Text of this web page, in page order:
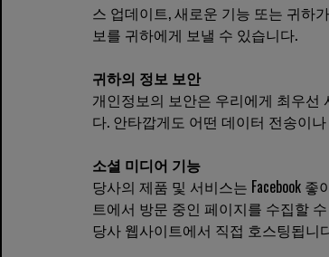
스 업데이트, 새로운 기능 또는 귀하
보를 귀하에게 보낼 수 있습니다.
귀하의 정보 보안
개인정보의 보안은 우리에게 최우선
다. 안타깝게도 어떤 데이터 전송이
소셜 미디어 기능
당사의 제품 및 서비스는 Facebook
트에서 방문 중인 페이지를 수집할
당사 웹사이트에서 직접 호스팅됩